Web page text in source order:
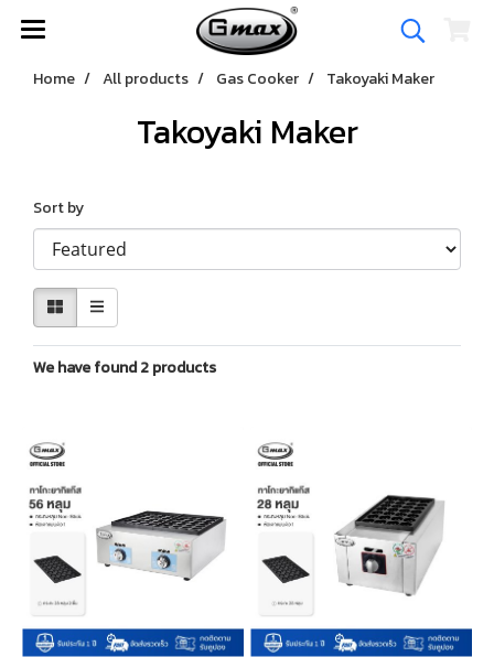
Home All products Gas Cooker Takoyaki Maker
Takoyaki Maker
Sort by
We have found 2 products